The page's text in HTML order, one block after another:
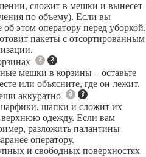
сложит в мешки и вынесет
по объему). Если вы
этом оператору перед уборкой.
пакеты с отсортированным
мешки в корзины – оставьте
или объясните, где он лежит.
аккуратно
шапки и сложит их
верхнюю одежду. Если вам
разложить палантины
оператору.
и свободных поверхностях